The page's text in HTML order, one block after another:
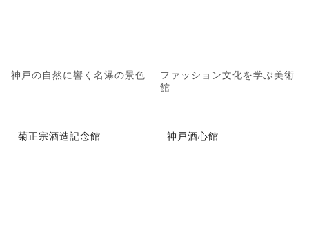
神戸の自然に響く名瀑の景色
ファッション文化を学ぶ美術
館
菊正宗酒造記念館 神戸酒心館